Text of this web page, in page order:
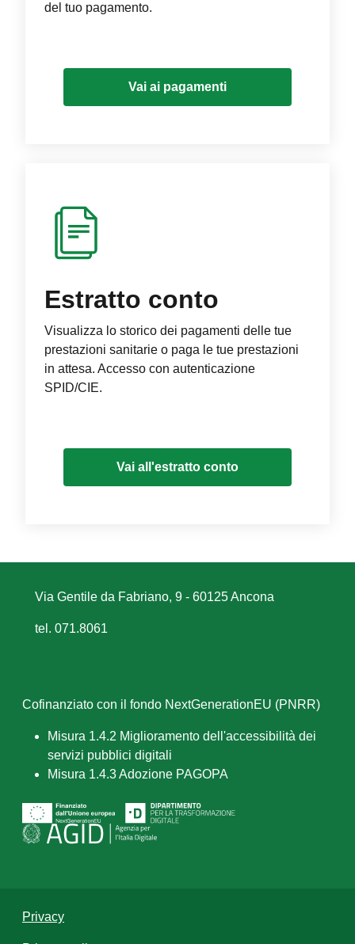
del tuo pagamento.
Vai ai pagamenti
Estratto conto
Visualizza lo storico dei pagamenti delle tue
prestazioni sanitarie o paga le tue prestazioni
in attesa. Accesso con autenticazione
SPID/CIE.
Vai all'estratto conto
Via Gentile da Fabriano, 9 - 60125 Ancona
tel. 071.8061
Cofinanziato con il fondo NextGenerationEU (PNRR)
Misura 1.4.2 Miglioramento dell'accessibilità dei
servizi pubblici digitali
Misura 1.4.3 Adozione PAGOPA
Privacy